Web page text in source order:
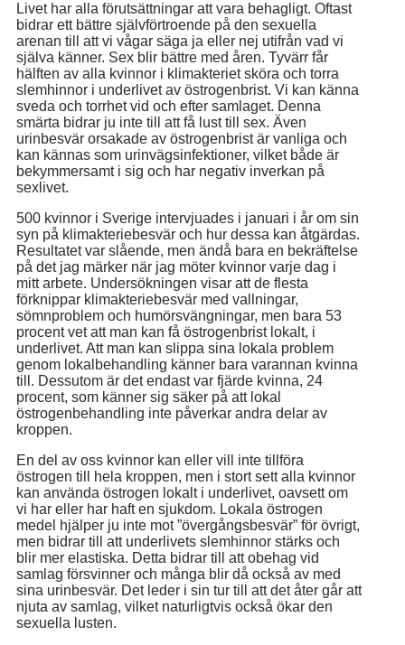
Livet har alla förutsättningar att vara behagligt. Oftast
bidrar ett bättre självförtroende på den sexuella
arenan till att vi vågar säga ja eller nej utifrån vad vi
själva känner. Sex blir bättre med åren. Tyvärr får
hälften av alla kvinnor i klimakteriet sköra och torra
slemhinnor i underlivet av östrogenbrist. Vi kan känna
sveda och torrhet vid och efter samlaget. Denna
smärta bidrar ju inte till att få lust till sex. Även
urinbesvär orsakade av östrogenbrist är vanliga och
kan kännas som urinvägsinfektioner, vilket både är
bekymmersamt i sig och har negativ inverkan på
sexlivet.
500 kvinnor i Sverige intervjuades i januari i år om sin
syn på klimakteriebesvär och hur dessa kan åtgärdas.
Resultatet var slående, men ändå bara en bekräftelse
på det jag märker när jag möter kvinnor varje dag i
mitt arbete. Undersökningen visar att de flesta
förknippar klimakteriebesvär med vallningar,
sömnproblem och humörsvängningar, men bara 53
procent vet att man kan få östrogenbrist lokalt, i
underlivet. Att man kan slippa sina lokala problem
genom lokalbehandling känner bara varannan kvinna
till. Dessutom är det endast var fjärde kvinna, 24
procent, som känner sig säker på att lokal
östrogenbehandling inte påverkar andra delar av
kroppen.
En del av oss kvinnor kan eller vill inte tillföra
östrogen till hela kroppen, men i stort sett alla kvinnor
kan använda östrogen lokalt i underlivet, oavsett om
vi har eller har haft en sjukdom. Lokala östrogen
medel hjälper ju inte mot ”övergångsbesvär” för övrigt,
men bidrar till att underlivets slemhinnor stärks och
blir mer elastiska. Detta bidrar till att obehag vid
samlag försvinner och många blir då också av med
sina urinbesvär. Det leder i sin tur till att det åter går att
njuta av samlag, vilket naturligtvis också ökar den
sexuella lusten.